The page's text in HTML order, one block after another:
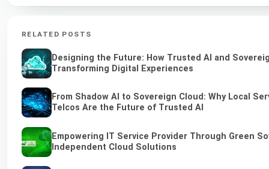
RELATED POSTS
Designing the Future: How Trusted AI and
Transforming Digital Experiences
From Shadow AI to Sovereign Cloud: Why Local
Telcos Are the Future of Trusted AI
Empowering IT Service Provider Through Green
Independent Cloud Solutions